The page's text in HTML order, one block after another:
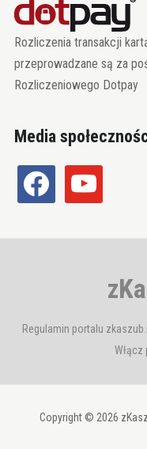
Rozliczenia transakcji
przeprowadzane są za
Rozliczeniowego Dotpay
Media
facebook youtube
Regulamin portalu
Copyright © 2026